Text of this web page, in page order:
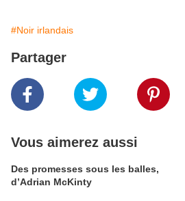
#Noir irlandais
Partager
Vous aimerez aussi
Des promesses sous les balles,
d’Adrian McKinty